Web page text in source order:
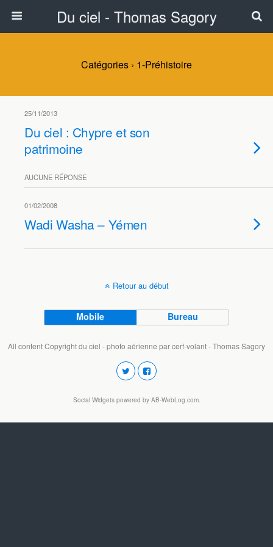
Du ciel - Thomas Sagory
Catégories › 1-Préhistoire
25/11/2013
Du ciel : Chypre et son
patrimoine
AUCUNE RÉPONSE
01/02/2008
Wadi Washa – Yémen
Retour au début
Mobile Bureau
All content Copyright du ciel - photo aérienne par cerf-volant - Thomas Sagory
Social Widgetspowered by AB-WebLog.com.